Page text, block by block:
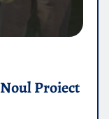
Proiect